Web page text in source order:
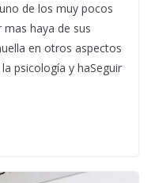
de los muy pocos
haya de sus
en otros aspectos
psicología y haSeguir